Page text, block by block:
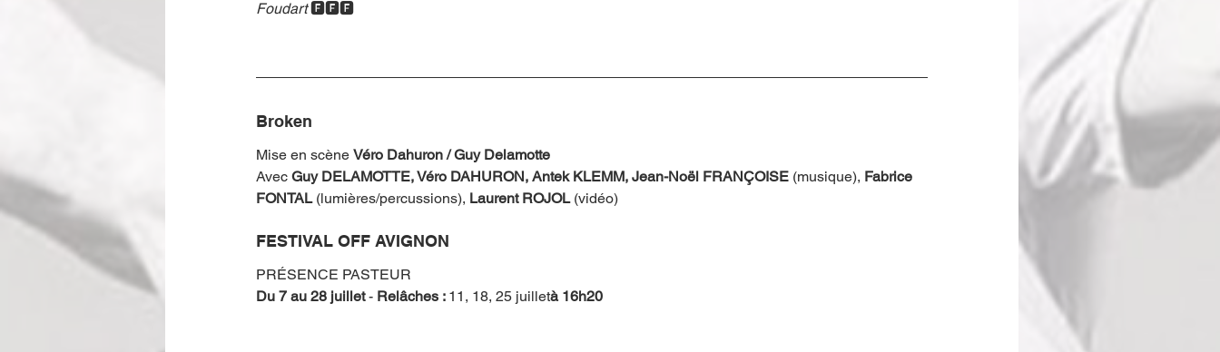
Foudart 🅵🅵🅵
Broken
Mise en scène Véro Dahuron / Guy Delamotte
Avec Guy DELAMOTTE, Véro DAHURON, Antek KLEMM, Jean-Noël FRANÇOISE (musique), Fabrice
FONTAL (lumières/percussions), Laurent ROJOL (vidéo)
FESTIVAL OFF AVIGNON
PRÉSENCE PASTEUR
Du 7 au 28 juillet - Relâches : 11, 18, 25 juilletà 16h20